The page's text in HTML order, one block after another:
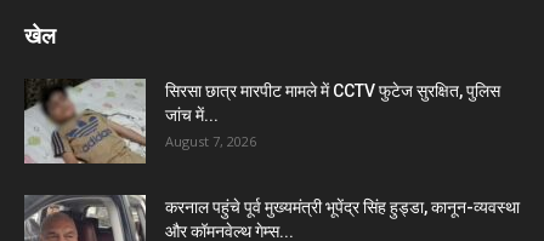
खेल
सिरसा छात्र मारपीट मामले में CCTV फुटेज सुरक्षित, पुलिस
जांच में...
August 7, 2026
करनाल पहुंचे पूर्व मुख्यमंत्री भूपेंद्र सिंह हुड्डा, कानून-व्यवस्था
और कॉमनवेल्थ गेम्स...